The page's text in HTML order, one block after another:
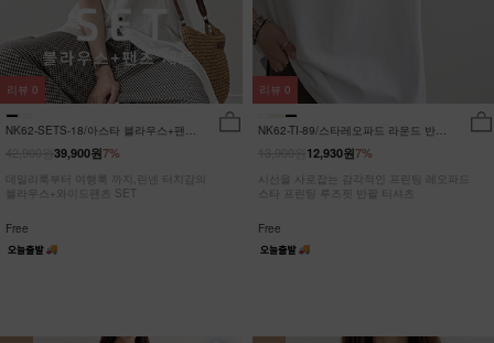
NK62-SETS-18/아스타 블라우스+팬츠
7%
39,900원
데일리룩부터 여행룩 까지,린넨 터치감의
블라우스+와이드팬츠 SET
Free
리뷰 0
NK62-TI-89/스타레오파드 라운드 반팔
7%
12,930원
시선을 사로잡는 감각적인 프린팅 레오파드
스타 프린팅 루즈핏 반팔 티셔츠
Free
리뷰 0